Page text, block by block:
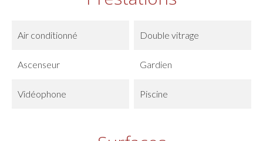
Air conditionné Double vitrage
Ascenseur Gardien
Vidéophone Piscine